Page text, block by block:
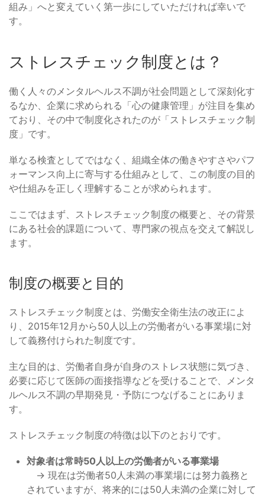
組み」へと変えていく第一歩にしていただければ幸いで
す。
ストレスチェック制度とは？
働く人々のメンタルヘルス不調が社会問題として深刻化す
るなか、企業に求められる「心の健康管理」が注目を集め
ており、その中で制度化されたのが「ストレスチェック制
度」です。
単なる検査としてではなく、組織全体の働きやすさやパフ
ォーマンス向上に寄与する仕組みとして、この制度の目的
や仕組みを正しく理解することが求められます。
ここではまず、ストレスチェック制度の概要と、その背景
にある社会的課題について、専門家の視点を交えて解説し
ます。
制度の概要と目的
ストレスチェック制度とは、労働安全衛生法の改正によ
り、2015年12月から50人以上の労働者がいる事業場に対
して義務付けられた制度です。
主な目的は、労働者自身が自身のストレス状態に気づき、
必要に応じて医師の面接指導などを受けることで、メンタ
ルヘルス不調の早期発見・予防につなげることにありま
す。
ストレスチェック制度の特徴は以下のとおりです。
対象者は常時50人以上の労働者がいる事業場
→ 現在は労働者50人未満の事業場には努力義務と
されていますが、将来的には50人未満の企業に対して